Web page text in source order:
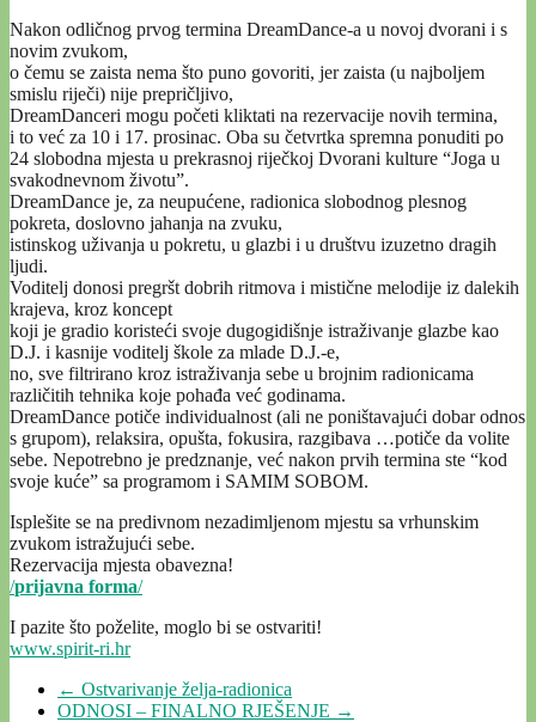
Nakon odličnog prvog termina DreamDance-a u novoj dvorani i s
novim zvukom,
o čemu se zaista nema što puno govoriti, jer zaista (u najboljem
smislu riječi) nije prepričljivo,
DreamDanceri mogu početi kliktati na rezervacije novih termina,
i to već za 10 i 17. prosinac. Oba su četvrtka spremna ponuditi po
24 slobodna mjesta u prekrasnoj riječkoj Dvorani kulture “Joga u
svakodnevnom životu”.
DreamDance je, za neupućene, radionica slobodnog plesnog
pokreta, doslovno jahanja na zvuku,
istinskog uživanja u pokretu, u glazbi i u društvu izuzetno dragih
ljudi.
Voditelj donosi pregršt dobrih ritmova i mistične melodije iz dalekih
krajeva, kroz koncept
koji je gradio koristeći svoje dugogidišnje istraživanje glazbe kao
D.J. i kasnije voditelj škole za mlade D.J.-e,
no, sve filtrirano kroz istraživanja sebe u brojnim radionicama
različitih tehnika koje pohađa već godinama.
DreamDance potiče individualnost (ali ne poništavajući dobar odnos
s grupom), relaksira, opušta, fokusira, razgibava …potiče da volite
sebe. Nepotrebno je predznanje, već nakon prvih termina ste “kod
svoje kuće” sa programom i SAMIM SOBOM.
Isplešite se na predivnom nezadimljenom mjestu sa vrhunskim
zvukom istražujući sebe.
Rezervacija mjesta obavezna!
/prijavna forma/
I pazite što poželite, moglo bi se ostvariti!
www.spirit-ri.hr
← Ostvarivanje želja-radionica
ODNOSI – FINALNO RJEŠENJE →